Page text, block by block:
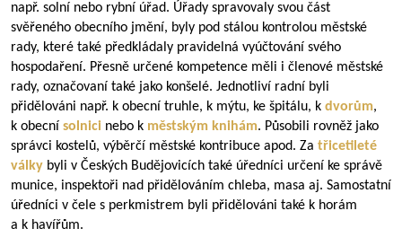
např. solní nebo rybní úřad. Úřady spravovaly svou část
svěřeného obecního jmění, byly pod stálou kontrolou městské
rady, které také předkládaly pravidelná vyúčtování svého
hospodaření. Přesně určené kompetence měli i členové městské
rady, označovaní také jako konšelé. Jednotliví radní byli
přidělováni např. k obecní truhle, k mýtu, ke špitálu, k dvorům,
k obecní solnici nebo k městským knihám. Působili rovněž jako
správci kostelů, výběrčí městské kontribuce apod. Za třicetileté
války byli v Českých Budějovicích také úředníci určení ke správě
munice, inspektoři nad přidělováním chleba, masa aj. Samostatní
úředníci v čele s perkmistrem byli přidělováni také k horám
a k havířům.